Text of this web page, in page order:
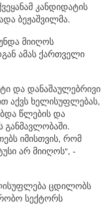
კანდიდატის
ბეჟაშვილმა.
მიიღოს
ამას ქართველი
და დანაშაულებრივი
აქვს ხელისუფლებას,
წლების და
განმავლობაში.
იმისთვის, რომ
არ მიიღოს“, -
ცდილობს
სექტორს